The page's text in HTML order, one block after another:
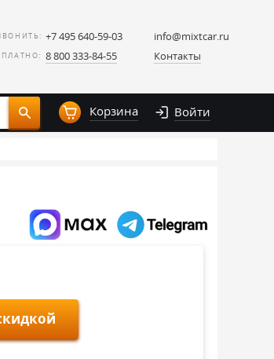
+7 495 640-59-03
8 800 333-84-55
info@mixtcar.ru
Контакты
Корзина Войти